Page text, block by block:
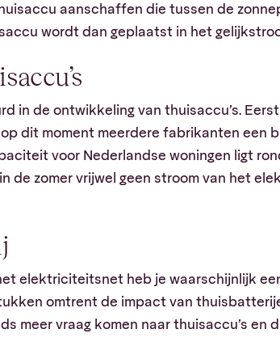
aanschaffen die tussen de
wordt dan geplaatst in het
in de ontwikkeling van thuisaccu’s.
dit moment meerdere fabrikanten een
voor Nederlandse woningen ligt
de zomer vrijwel geen stroom van het
elektriciteitsnet heb je waarschijnlijk
omtrent de impact van
meer vraag komen naar thuisaccu’s en